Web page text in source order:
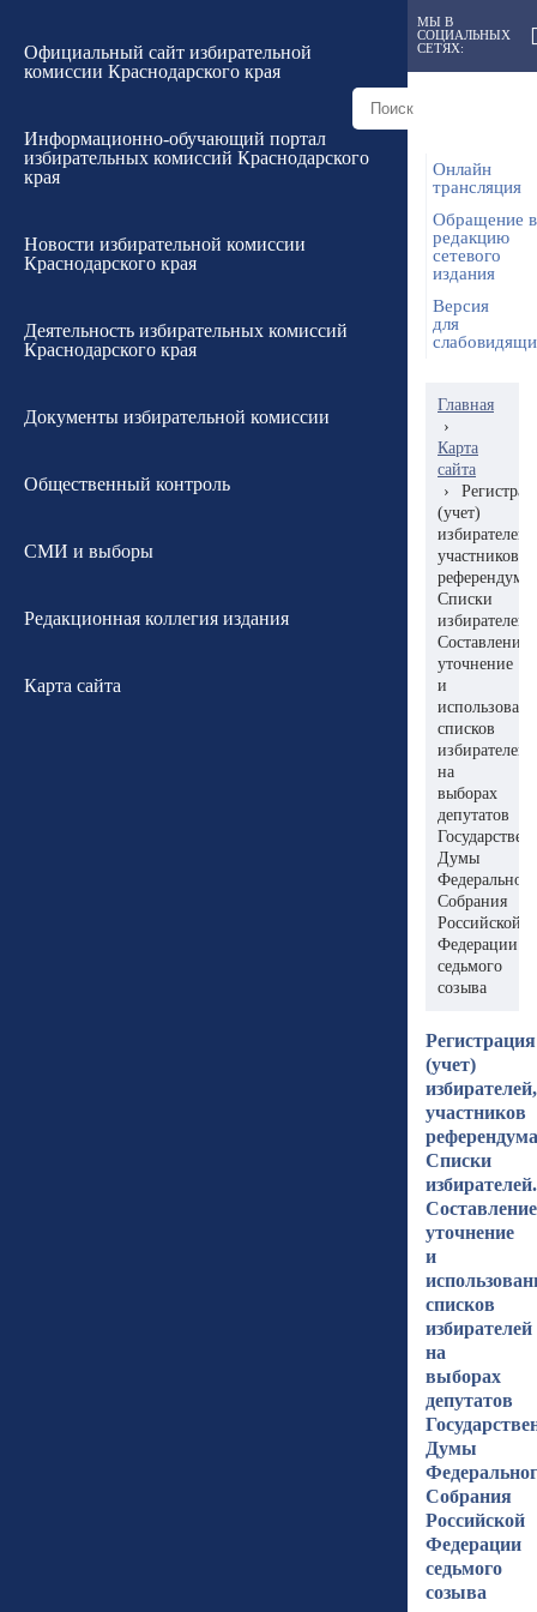
Официальный сайт избирательной
комиссии Краснодарского края
Информационно-обучающий портал
избирательных комиссий Краснодарского
края
Новости избирательной комиссии
Краснодарского края
Деятельность избирательных комиссий
Краснодарского края
Документы избирательной комиссии
Общественный контроль
СМИ и выборы
Редакционная коллегия издания
Карта сайта
МЫ В
СОЦИАЛЬНЫХ
СЕТЯХ:
Онлайн
трансляция
Обращение в
редакцию
сетевого
издания
Версия
для
Главная
›
Карта
сайта
›
(учет)
избирателей,
участников
референдума.
Списки
избирателей.
Составление,
уточнение
и
списков
избирателей
на
выборах
депутатов
Думы
Федерального
Собрания
Российской
Федерации
седьмого
созыва
Регистрация
(учет)
избирателей,
участников
Списки
избирателей.
уточнение
и
списков
избирателей
на
выборах
депутатов
Думы
Собрания
Российской
Федерации
седьмого
созыва